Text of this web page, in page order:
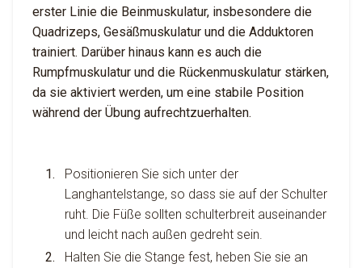
erster Linie die Beinmuskulatur, insbesondere die
Quadrizeps, Gesäßmuskulatur und die Adduktoren
trainiert. Darüber hinaus kann es auch die
Rumpfmuskulatur und die Rückenmuskulatur stärken,
da sie aktiviert werden, um eine stabile Position
während der Übung aufrechtzuerhalten.
Positionieren Sie sich unter der
Langhantelstange, so dass sie auf der Schulter
ruht. Die Füße sollten schulterbreit auseinander
und leicht nach außen gedreht sein.
Halten Sie die Stange fest, heben Sie sie an